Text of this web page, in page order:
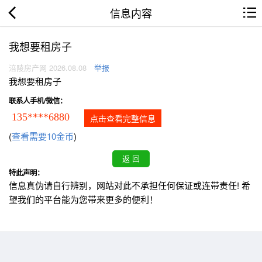
信息内容
我想要租房子
涪陵房产网 2026.08.08 举报
我想要租房子
联系人手机/微信：
135****6880 点击查看完整信息
(查看需要10金币)
特此声明：
信息真伪请自行辨别，网站对此不承担任何保证或连带责任! 希
望我们的平台能为您带来更多的便利！